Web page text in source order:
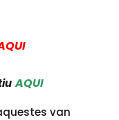
AQUI
van